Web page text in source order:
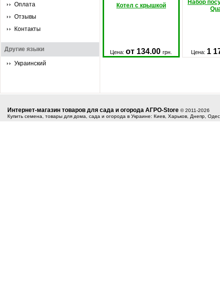
Оплата
Отзывы
Контакты
Другие языки
Украинский
Котел с крышкой
Набор
Цена:от 134.00грн. Цена: 1
Интернет-магазин товаров для сада и огорода АГРО-Store © 2011-2026
Купить семена, товары для дома, сада и огорода в Украине: Киев, Харьков, Днепр,